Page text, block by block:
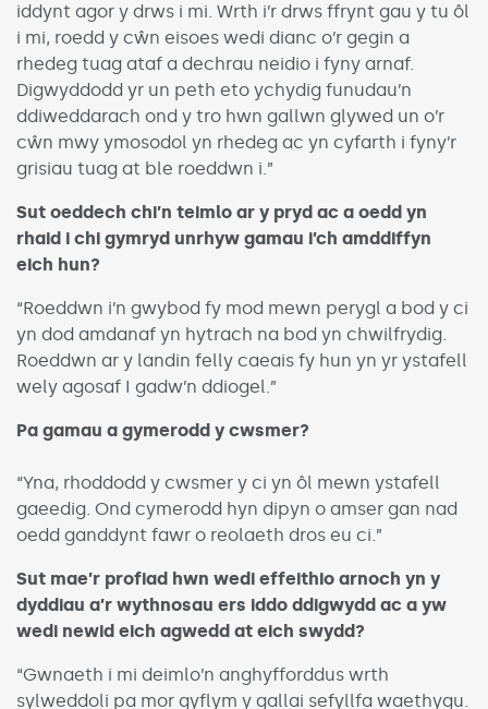
iddynt agor y drws i mi. Wrth i’r drws ffrynt gau y tu ôl
i mi, roedd y cŵn eisoes wedi dianc o’r gegin a
rhedeg tuag ataf a dechrau neidio i fyny arnaf.
Digwyddodd yr un peth eto ychydig funudau’n
ddiweddarach ond y tro hwn gallwn glywed un o’r
cŵn mwy ymosodol yn rhedeg ac yn cyfarth i fyny’r
grisiau tuag at ble roeddwn i.”
Sut oeddech chi’n teimlo ar y pryd ac a oedd yn
rhaid i chi gymryd unrhyw gamau i’ch amddiffyn
eich hun?
“Roeddwn i’n gwybod fy mod mewn perygl a bod y ci
yn dod amdanaf yn hytrach na bod yn chwilfrydig.
Roeddwn ar y landin felly caeais fy hun yn yr ystafell
wely agosaf I gadw’n ddiogel.”
Pa gamau a gymerodd y cwsmer?
“Yna, rhoddodd y cwsmer y ci yn ôl mewn ystafell
gaeedig. Ond cymerodd hyn dipyn o amser gan nad
oedd ganddynt fawr o reolaeth dros eu ci.”
Sut mae’r profiad hwn wedi effeithio arnoch yn y
dyddiau a’r wythnosau ers iddo ddigwydd ac a yw
wedi newid eich agwedd at eich swydd?
“Gwnaeth i mi deimlo’n anghyfforddus wrth
sylweddoli pa mor gyflym y gallai sefyllfa waethygu.